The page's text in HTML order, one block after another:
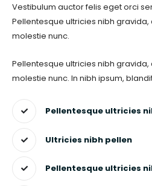
Vestibulum auctor felis eget orci
Pellentesque ultricies nibh
molestie nunc.
Pellentesque ultricies nibh
molestie nunc. In nibh ipsum,
Pellentesque ultricies
Ultricies nibh pellen
Pellentesque ultricies